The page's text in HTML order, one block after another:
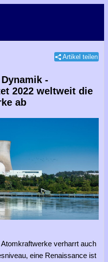
Artikel teilen
-
2022 weltweit die
ab
verharrt auch
eine Renaissance ist